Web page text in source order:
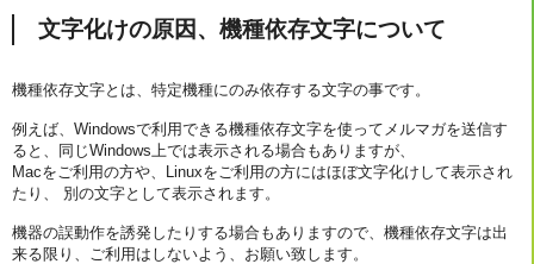
文字化けの原因、機種依存文字について
機種依存文字とは、特定機種にのみ依存する文字の事です。
例えば、Windowsで利用できる機種依存文字を使ってメルマガを送信す
ると、同じWindows上では表示される場合もありますが、
Macをご利用の方や、Linuxをご利用の方にはほぼ文字化けして表示され
たり、 別の文字として表示されます。
機器の誤動作を誘発したりする場合もありますので、機種依存文字は出
来る限り、ご利用はしないよう、お願い致します。